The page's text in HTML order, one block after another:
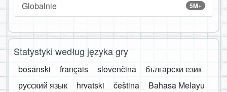
5M+
Globalnie
Statystyki według języka gry
bosanski français slovenčina
български език
русский язык
hrvatski čeština
Bahasa Melayu